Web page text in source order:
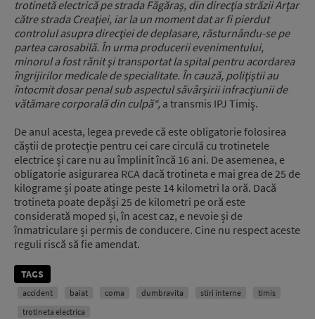
trotinetă electrică pe strada Făgăraş, din direcţia străzii Arţar
către strada Creaţiei, iar la un moment dat ar fi pierdut
controlul asupra direcţiei de deplasare, răsturnându-se pe
partea carosabilă. În urma producerii evenimentului,
minorul a fost rănit şi transportat la spital pentru acordarea
îngrijirilor medicale de specialitate. În cauză, poliţiştii au
întocmit dosar penal sub aspectul săvârşirii infracţiunii de
vătămare corporală din culpă“, a transmis IPJ Timiş.
De anul acesta, legea prevede că este obligatorie folosirea
căștii de protecție pentru cei care circulă cu trotinetele
electrice și care nu au împlinit încă 16 ani. De asemenea, e
obligatorie asigurarea RCA dacă trotineta e mai grea de 25 de
kilograme și poate atinge peste 14 kilometri la oră. Dacă
trotineta poate depăși 25 de kilometri pe oră este
considerată moped și, în acest caz, e nevoie și de
înmatriculare și permis de conducere. Cine nu respect aceste
reguli riscă să fie amendat.
TAGS
accident baiat coma dumbravita stiri interne
timis
trotineta electrica